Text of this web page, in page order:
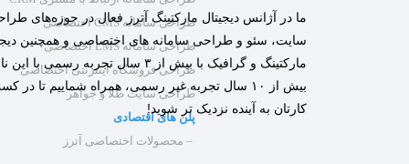
طراحی سامانه CMS اختصاصی
طراحی سامانه LMS اختصاصی
طراحی فروشگاه اینترنتی اختصاصی
طراحی سایت طلا و جواهر
پلن های اقتصادی
– محصولات اختصاصی آترز
ما در آژانس دیجیتال مارکتینگ آترز فعال در حوزه‌های
سایت، سئو و طراحی سامانه های اختصاصی و همچنین
مارکتینگ و گرافیک با بیش از ۳ سال تجربه رسمی با
بیش از ۱۰ سال تجربه غیر رسمی، همراه شماییم تا در
کارتان به آینده نزدیک تر شوید!